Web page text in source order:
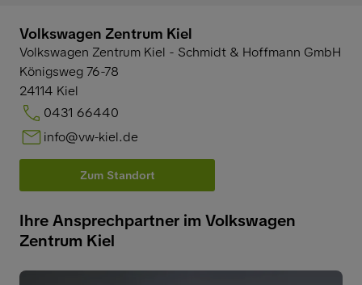
Volkswagen Zentrum Kiel
Volkswagen Zentrum Kiel - Schmidt & Hoffmann GmbH
Königsweg 76-78
24114 Kiel
0431 66440
info@vw-kiel.de
Zum Standort
Ihre Ansprechpartner im Volkswagen
Zentrum Kiel